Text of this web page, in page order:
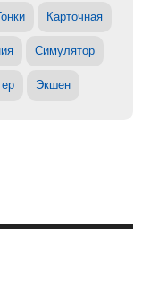
Карточная
Симулятор
Экшен